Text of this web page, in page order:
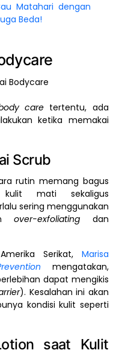
Matahari dengan
Beda!
care tertentu, ada
ketika memakai
Scrub
rutin memang bagus
mati sekaligus
sering menggunakan
over-exfoliating dan
Serikat, Marisa
mengatakan,
dapat mengikis
). Kesalahan ini akan
kondisi kulit seperti
saat Kulit